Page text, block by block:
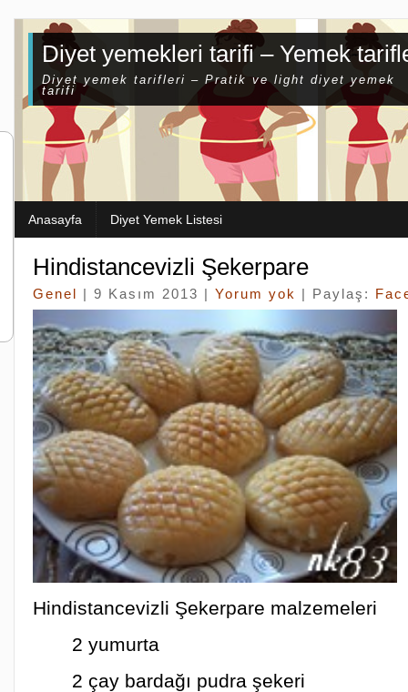
Diyet yemekleri tarifi – Yemek
Diyet yemek tarifleri – Pratik ve light diyet yemek
tarifi
Anasayfa Diyet Yemek Listesi
Hindistancevizli Şekerpare
Genel | 9 Kasım 2013 | Yorum yok | Paylaş:
Hindistancevizli Şekerpare malzemeleri
2 yumurta
2 çay bardağı pudra şekeri